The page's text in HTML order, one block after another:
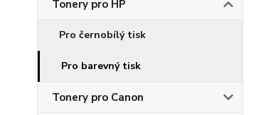
Tonery pro HP
Pro černobílý tisk
Pro barevný tisk
Tonery pro Canon